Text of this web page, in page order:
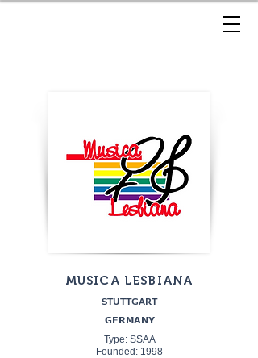
MUSICA LESBIANA
STUTTGART
GERMANY
Type: SSAA
Founded: 1998